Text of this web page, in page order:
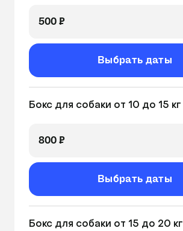
500 ₽
Выбрать даты
Бокс для собаки от 10 до 15 кг
800 ₽
Выбрать даты
Бокс для собаки от 15 до 20 кг